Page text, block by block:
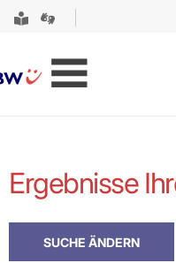
Ergebnisse